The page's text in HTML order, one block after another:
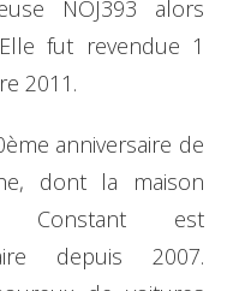
NOJ393 alors
fut revendue 1
2011.
anniversaire de
dont la maison
Constant est
depuis 2007.